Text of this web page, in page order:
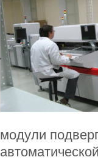
модули